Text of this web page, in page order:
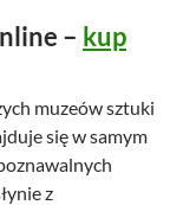
– kup
muzeów sztuki
się w samym
z